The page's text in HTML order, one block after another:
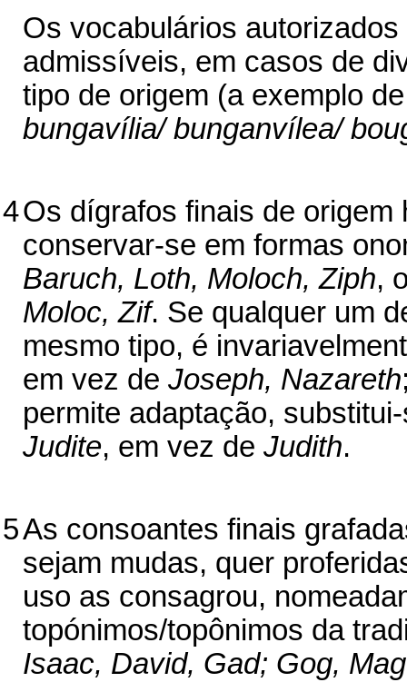
Os vocabulários
admissíveis, em casos de
tipo de origem (a exemplo
bungavília/ bunganvílea/
4Os dígrafos finais de
conservar-se em formas
Baruch, Loth, Moloch, Ziph,
Moloc, Zif. Se qualquer um
mesmo tipo, é
em vez de Joseph, Nazareth
permite adaptação,
Judite, em vez de Judith.
5As consoantes finais
sejam mudas, quer
uso as consagrou,
topónimos/topônimos da
Isaac, David, Gad; Gog,